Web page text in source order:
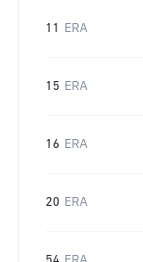
11 ERA
15 ERA
16 ERA
20 ERA